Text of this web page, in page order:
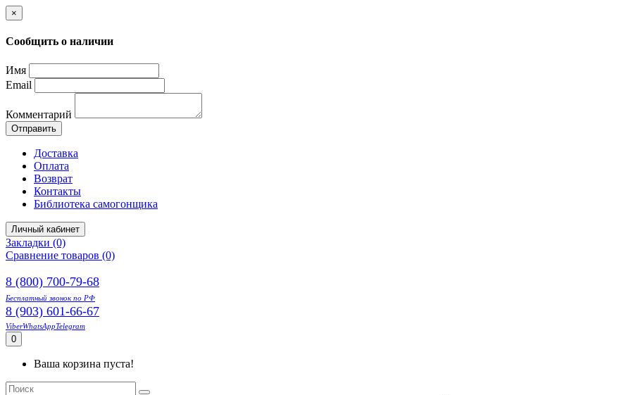
×
Сообщить о наличии
Имя
Email
Комментарий
Отправить
Доставка
Оплата
Возврат
Контакты
Библиотека самогонщика
Личный кабинет
Закладки (0)
Сравнение товаров (0)
8 (800) 700-79-68
Бесплатный звонок по РФ
8 (903) 601-66-67
ViberWhatsAppTelegram
0
Ваша корзина пуста!